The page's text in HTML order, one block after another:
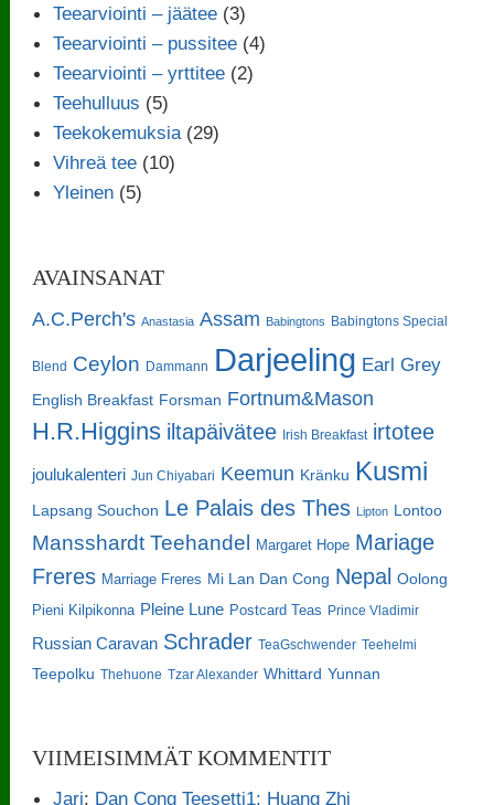
Teearviointi – jäätee (3)
Teearviointi – pussitee (4)
Teearviointi – yrttitee (2)
Teehulluus (5)
Teekokemuksia (29)
Vihreä tee (10)
Yleinen (5)
AVAINSANAT
A.C.Perch's Anastasia Assam Babingtons Babingtons Special
Blend Ceylon Dammann Darjeeling Earl Grey
English Breakfast Forsman Fortnum&Mason
H.R.Higgins iltapäivätee Irish Breakfast irtotee
joulukalenteri Jun Chiyabari Keemun Kränku Kusmi
Lapsang Souchon Le Palais des Thes Lipton Lontoo
Mansshardt Teehandel Margaret Hope Mariage
Freres Marriage Freres Mi Lan Dan Cong Nepal Oolong
Pieni Kilpikonna Pleine Lune Postcard Teas Prince Vladimir
Russian Caravan Schrader TeaGschwender Teehelmi
Teepolku Thehuone Tzar Alexander Whittard Yunnan
VIIMEISIMMÄT KOMMENTIT
Jari: Dan Cong Teesetti1: Huang Zhi